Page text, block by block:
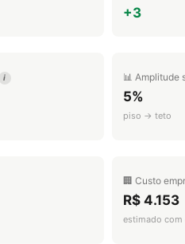
+3
i 📊 Amplitude
5%
piso → teto
🏢 Custo
R$ 4.153
estimado com